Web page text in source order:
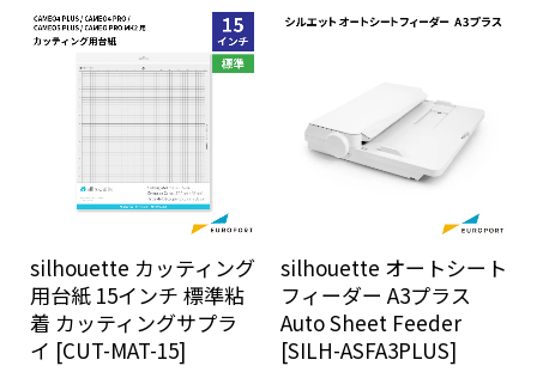
silhouette カッティング
用台紙 15インチ 標準粘
着 カッティングサプラ
イ [CUT-MAT-15]
silhouette オートシート
フィーダー A3プラス
Auto Sheet Feeder
[SILH-ASFA3PLUS]